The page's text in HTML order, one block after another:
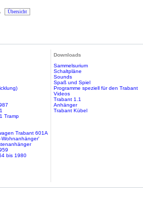
Übersicht
Tramp
Trabant 601A
Wohnanhänger'
bis 1980
Downloads
Sammelsurium
Schaltpläne
Sounds
Spaß und Spiel
Programme speziell für den Trabant
Videos
Trabant 1.1
Anhänger
Trabant Kübel